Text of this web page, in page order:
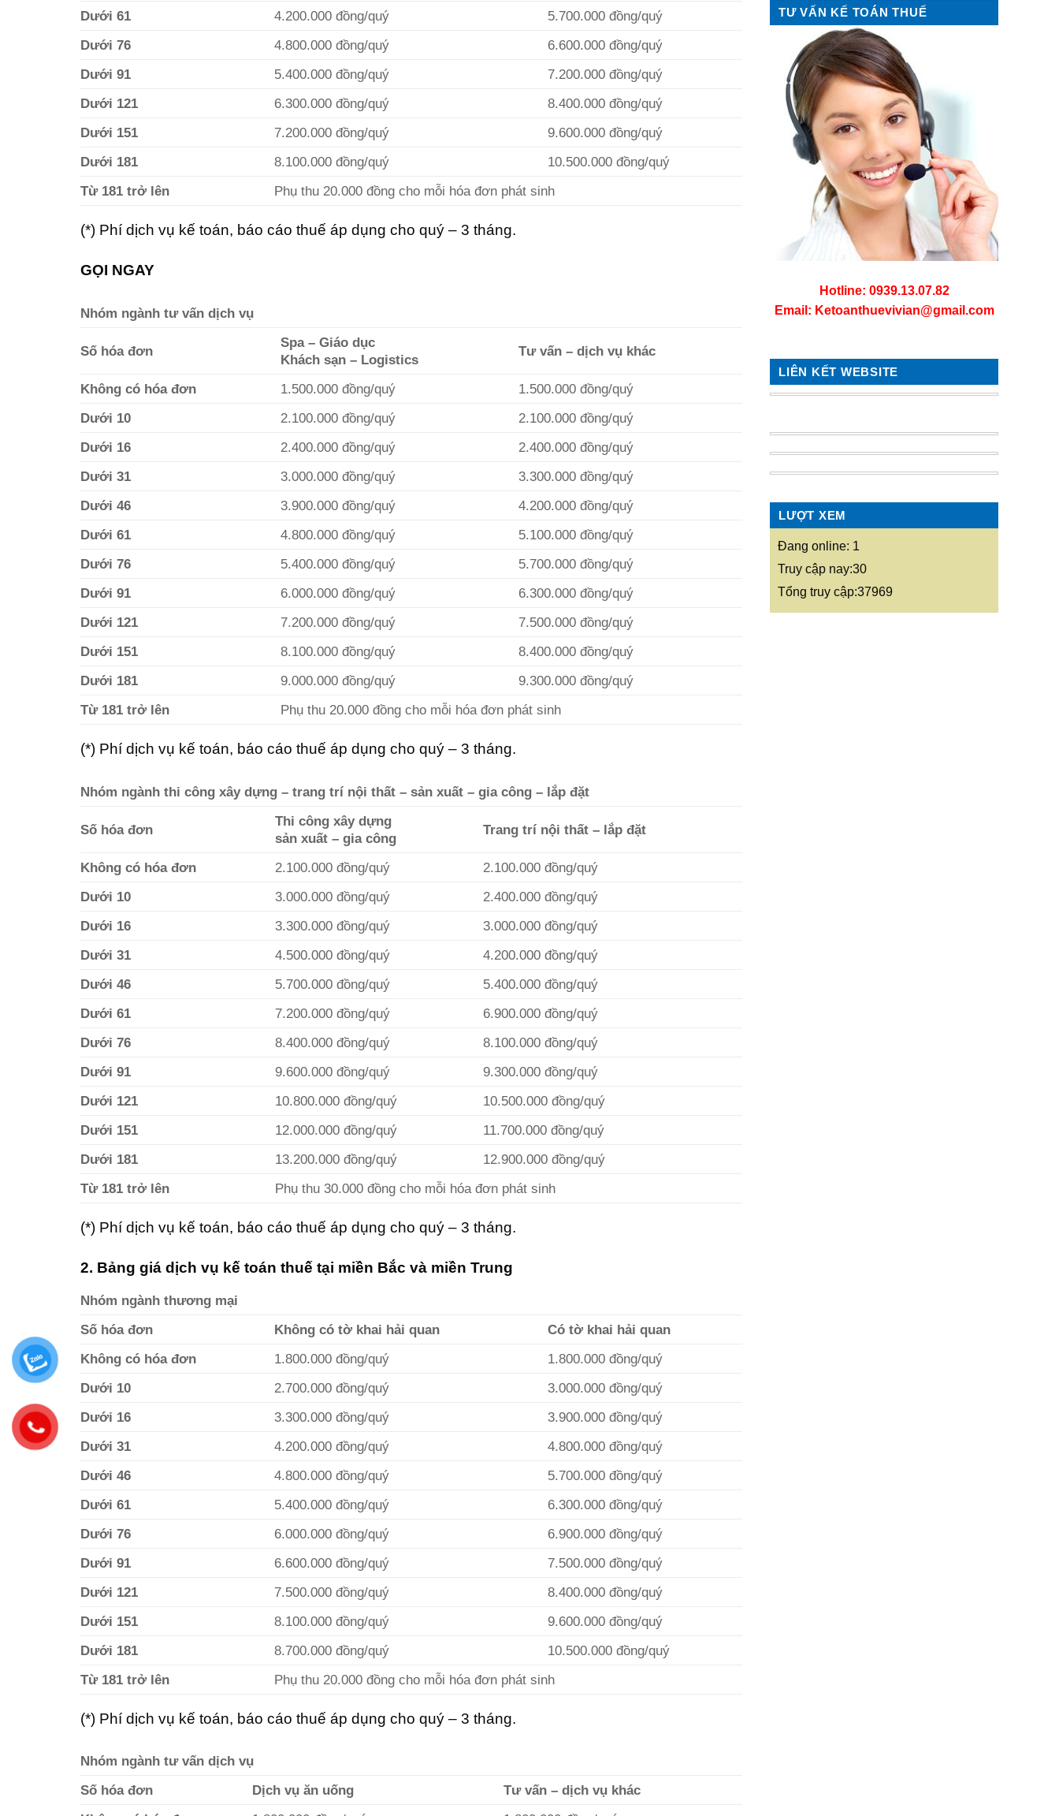
Dưới 61
4.200.000 đồng/quý
5.700.000 đồng/quý
Dưới 76
4.800.000 đồng/quý
6.600.000 đồng/quý
Dưới 91
5.400.000 đồng/quý
7.200.000 đồng/quý
Dưới 121
6.300.000 đồng/quý
8.400.000 đồng/quý
Dưới 151
7.200.000 đồng/quý
9.600.000 đồng/quý
Dưới 181
8.100.000 đồng/quý
10.500.000 đồng/quý
Từ 181 trở lên
Phụ thu 20.000 đồng cho mỗi hóa đơn phát sinh
(*) Phí dịch vụ kế toán, báo cáo thuế áp dụng cho quý – 3 tháng.
GỌI NGAY
Nhóm ngành tư vấn dịch vụ
Số hóa đơn
Spa – Giáo dục
Khách sạn – Logistics
Tư vấn – dịch vụ khác
Không có hóa đơn 1.500.000 đồng/quý
1.500.000 đồng/quý
Dưới 10
2.100.000 đồng/quý
2.100.000 đồng/quý
Dưới 16
2.400.000 đồng/quý
2.400.000 đồng/quý
Dưới 31
3.000.000 đồng/quý
3.300.000 đồng/quý
Dưới 46
3.900.000 đồng/quý
4.200.000 đồng/quý
Dưới 61
4.800.000 đồng/quý
5.100.000 đồng/quý
Dưới 76
5.400.000 đồng/quý
5.700.000 đồng/quý
Dưới 91
6.000.000 đồng/quý
6.300.000 đồng/quý
Dưới 121
7.200.000 đồng/quý
7.500.000 đồng/quý
Dưới 151
8.100.000 đồng/quý
8.400.000 đồng/quý
Dưới 181
9.000.000 đồng/quý
9.300.000 đồng/quý
Từ 181 trở lên
Phụ thu 20.000 đồng cho mỗi hóa đơn phát sinh
(*) Phí dịch vụ kế toán, báo cáo thuế áp dụng cho quý – 3 tháng.
Nhóm ngành thi công xây dựng – trang trí nội thất – sản xuất – gia công – lắp đặt
Số hóa đơn
Thi công xây dựng
sản xuất – gia công
Trang trí nội thất – lắp đặt
Không có hóa đơn 2.100.000 đồng/quý
2.100.000 đồng/quý
Dưới 10
3.000.000 đồng/quý
2.400.000 đồng/quý
Dưới 16
3.300.000 đồng/quý
3.000.000 đồng/quý
Dưới 31
4.500.000 đồng/quý
4.200.000 đồng/quý
Dưới 46
5.700.000 đồng/quý
5.400.000 đồng/quý
Dưới 61
7.200.000 đồng/quý
6.900.000 đồng/quý
Dưới 76
8.400.000 đồng/quý
8.100.000 đồng/quý
Dưới 91
9.600.000 đồng/quý
9.300.000 đồng/quý
Dưới 121
10.800.000 đồng/quý
10.500.000 đồng/quý
Dưới 151
12.000.000 đồng/quý
11.700.000 đồng/quý
Dưới 181
13.200.000 đồng/quý
12.900.000 đồng/quý
Từ 181 trở lên
Phụ thu 30.000 đồng cho mỗi hóa đơn phát sinh
(*) Phí dịch vụ kế toán, báo cáo thuế áp dụng cho quý – 3 tháng.
2. Bảng giá dịch vụ kế toán thuế tại miền Bắc và miền Trung
Nhóm ngành thương mại
Số hóa đơn
Không có tờ khai hải quan
Có tờ khai hải quan
Không có hóa đơn
1.800.000 đồng/quý
1.800.000 đồng/quý
Dưới 10
2.700.000 đồng/quý
3.000.000 đồng/quý
Dưới 16
3.300.000 đồng/quý
3.900.000 đồng/quý
Dưới 31
4.200.000 đồng/quý
4.800.000 đồng/quý
Dưới 46
4.800.000 đồng/quý
5.700.000 đồng/quý
Dưới 61
5.400.000 đồng/quý
6.300.000 đồng/quý
Dưới 76
6.000.000 đồng/quý
6.900.000 đồng/quý
Dưới 91
6.600.000 đồng/quý
7.500.000 đồng/quý
Dưới 121
7.500.000 đồng/quý
8.400.000 đồng/quý
Dưới 151
8.100.000 đồng/quý
9.600.000 đồng/quý
Dưới 181
8.700.000 đồng/quý
10.500.000 đồng/quý
Từ 181 trở lên
Phụ thu 20.000 đồng cho mỗi hóa đơn phát sinh
(*) Phí dịch vụ kế toán, báo cáo thuế áp dụng cho quý – 3 tháng.
Nhóm ngành tư vấn dịch vụ
Số hóa đơn
Dịch vụ ăn uống
Tư vấn – dịch vụ khác
TƯ VẤN KẾ TOÁN THUẾ
Hotline: 0939.13.07.82
Email: Ketoanthuevivian@gmail.com
LIÊN KẾT WEBSITE
LƯỢT XEM
Đang online: 1
Truy cập nay:30
Tổng truy cập:37969